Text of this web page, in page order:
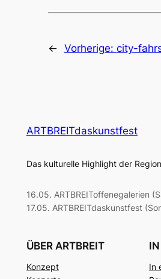
← Vorherige: city-
ARTBREITdaskunstfest
Das kulturelle Highlight der
16.05. ARTBREIToffenegalerien
17.05. ARTBREITdaskunstfest
ÜBER ARTBREIT
Konzept
In